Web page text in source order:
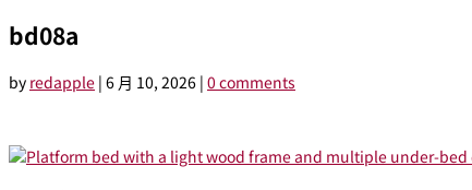
bd08a
by redapple | 6 月 10, 2026 | 0 comments